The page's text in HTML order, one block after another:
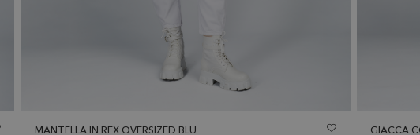
MANTELLA IN REX OVERSIZED BLU
GIACCA